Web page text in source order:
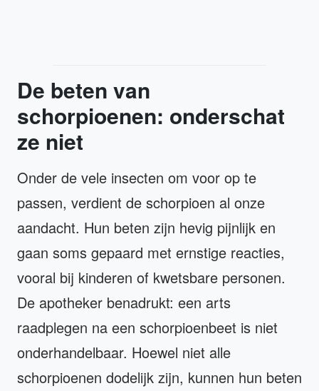
De beten van
schorpioenen: onderschat
ze niet
Onder de vele insecten om voor op te
passen, verdient de schorpioen al onze
aandacht. Hun beten zijn hevig pijnlijk en
gaan soms gepaard met ernstige reacties,
vooral bij kinderen of kwetsbare personen.
De apotheker benadrukt: een arts
raadplegen na een schorpioenbeet is niet
onderhandelbaar. Hoewel niet alle
schorpioenen dodelijk zijn, kunnen hun beten